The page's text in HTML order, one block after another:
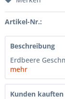
Artikel-Nr.:
Beschreibung
Erdbeere
mehr
Kunden kauften